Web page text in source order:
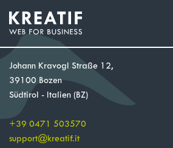
Johann Kravogl Straße 12,
39100 Bozen
Südtirol - Italien (BZ)
+39 0471 503570
support@kreatif.it